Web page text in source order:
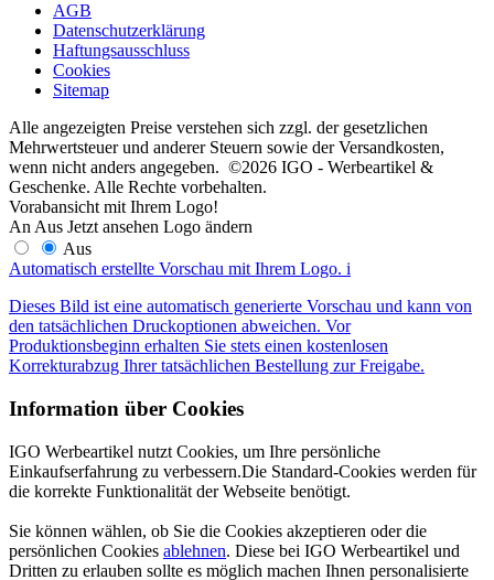
AGB
Datenschutzerklärung
Haftungsausschluss
Cookies
Sitemap
Alle angezeigten Preise verstehen sich zzgl. der gesetzlichen
Mehrwertsteuer und anderer Steuern sowie der Versandkosten,
wenn nicht anders angegeben. ©2026 IGO - Werbeartikel &
Geschenke. Alle Rechte vorbehalten.
Vorabansicht mit Ihrem Logo!
An Aus Jetzt ansehen Logo ändern
Aus
Automatisch erstellte Vorschau mit Ihrem Logo. i
Dieses Bild ist eine automatisch generierte Vorschau und kann von
den tatsächlichen Druckoptionen abweichen. Vor
Produktionsbeginn erhalten Sie stets einen kostenlosen
Korrekturabzug Ihrer tatsächlichen Bestellung zur Freigabe.
Information über Cookies
IGO Werbeartikel nutzt Cookies, um Ihre persönliche
Einkaufserfahrung zu verbessern.Die Standard-Cookies werden für
die korrekte Funktionalität der Webseite benötigt.
Sie können wählen, ob Sie die Cookies akzeptieren oder die
persönlichen Cookies ablehnen. Diese bei IGO Werbeartikel und
Dritten zu erlauben sollte es möglich machen Ihnen personalisierte